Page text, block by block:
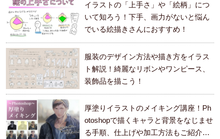
イラストの「上手さ」や「絵柄」につ
いて知ろう！下手、画力がないと悩ん
でいる絵描きさんにおすすめ！
服装のデザイン方法や描き方をイラス
ト解説！綺麗なリボンやワンピース、
装飾品を描こう！
厚塗りイラストのメイキング講座！Ph
otoshopで描くキャラと背景をなじませ
る手順、仕上げや加工方法もご紹介し